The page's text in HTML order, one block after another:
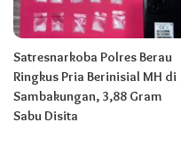
Satresnarkoba Polres Berau
Ringkus Pria Berinisial MH di
Sambakungan, 3,88 Gram
Sabu Disita